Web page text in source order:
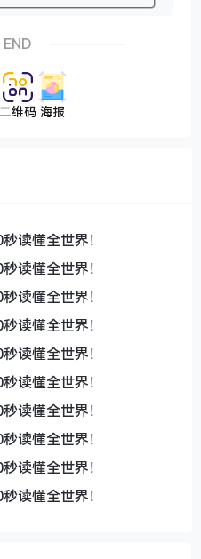
二维码 海报
读懂全世界！
读懂全世界！
读懂全世界！
读懂全世界！
读懂全世界！
读懂全世界！
读懂全世界！
读懂全世界！
读懂全世界！
读懂全世界！